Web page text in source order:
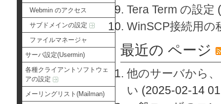
Webmin のアクセス
サブドメインの設定
ファイルマネージャ
サーバ設定(Usermin)
各種クライアントソフトウェ
アの設定
メーリングリスト(Mailman)
Tera Term の設定
WinSCP接続用の
最近の ページ
他のサーバから
い (2025-02-14